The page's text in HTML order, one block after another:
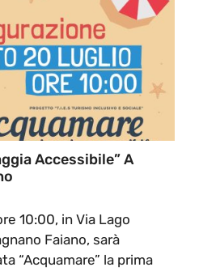
Accessibile” A
10:00, in Via Lago
Faiano, sarà
“Acquamare” la prima